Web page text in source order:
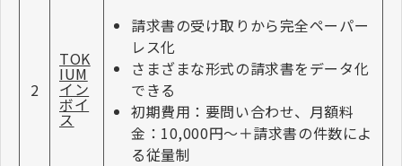
2
TOK
IUM
イン
ボイ
ス
請求書の受け取りから完全ペーパー
レス化
さまざまな形式の請求書をデータ化
できる
初期費用：要問い合わせ、月額料
金：10,000円〜＋請求書の件数によ
る従量制